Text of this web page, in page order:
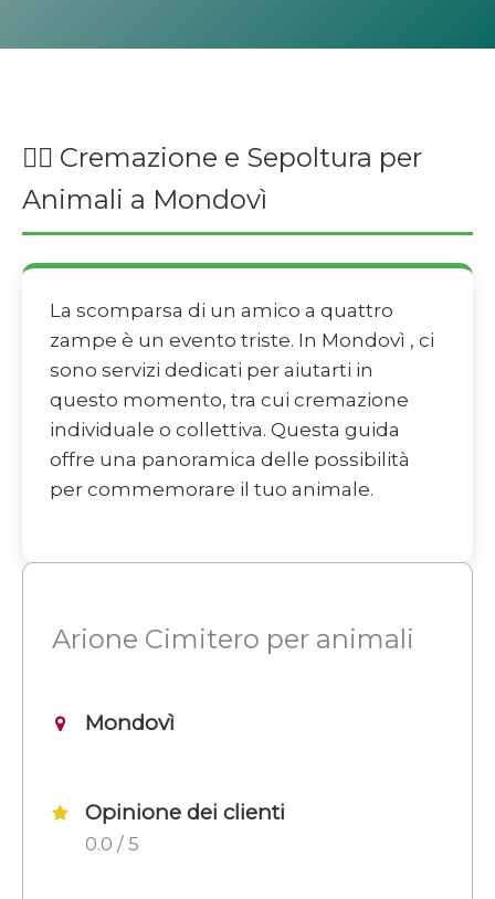
🐕‍🦺 Cremazione e Sepoltura per
Animali a Mondovì
La scomparsa di un amico a quattro
zampe è un evento triste. In Mondovì , ci
sono servizi dedicati per aiutarti in
questo momento, tra cui cremazione
individuale o collettiva. Questa guida
offre una panoramica delle possibilità
per commemorare il tuo animale.
Arione Cimitero per animali
Mondovì
Opinione dei clienti
0.0 / 5